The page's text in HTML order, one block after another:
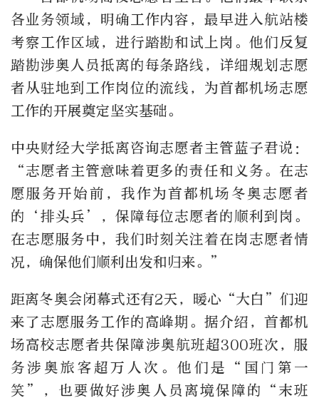
各业务领域，明确工作内容，最早进入航站楼
考察工作区域，进行踏勘和试上岗。他们反复
踏勘涉奥人员抵离的每条路线，详细规划志愿
者从驻地到工作岗位的流线，为首都机场志愿
工作的开展奠定坚实基础。
中央财经大学抵离咨询志愿者主管蓝子君说：
“志愿者主管意味着更多的责任和义务。在志
愿服务开始前，我作为首都机场冬奥志愿者
的‘排头兵’，保障每位志愿者的顺利到岗。
在志愿服务中，我们时刻关注着在岗志愿者情
况，确保他们顺利出发和归来。”
距离冬奥会闭幕式还有2天，暖心“大白”们迎
来了志愿服务工作的高峰期。据介绍，首都机
场高校志愿者共保障涉奥航班超300班次，服
务涉奥旅客超万人次。他们是“国门第一
笑”，也要做好涉奥人员离境保障的“末班